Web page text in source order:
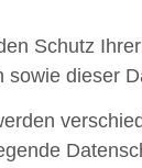
Schutz
dieser